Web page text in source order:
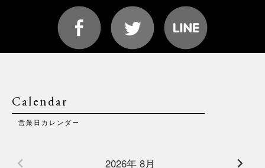
Calendar
営業日カレンダー
2026年 8月